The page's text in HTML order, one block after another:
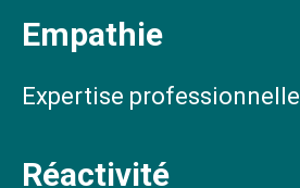
Empathie
Expertise professionnelle
Réactivité